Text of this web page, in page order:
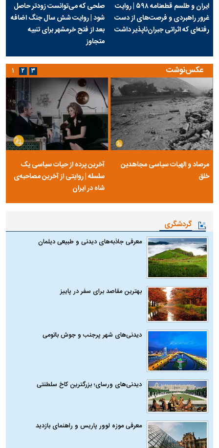
ایران و طلسم قطعنامه ۵۹۸ | روایت
غرور راهبردی و فرصت‌های از دست
رفته‌ای که اثراتی جبران‌ناپذیر داشت
صلحی که می‌توانست زودتر حاصل
شود | روایت شش سال جنگ اضافه
بعد از فتح خرمشهر برای تنبیه
متجاوز
عکس‌نوشت
مرصاد و الهیات سیاسی مجاهدین
خلق
آخرین پرده از حیات سیاسی یک
سلسله | روایتی از آخرین مصاحبه‌ی
شاه در ایران
۱ ۲ ۳
گردشگری
معرفی جاذبه‌های دیدنی و طبیعی دیلمان
بهترین مقاصد برای سفر در پاییز
دیدنی‌های شهر پرجنب و جوش باتومی
دیدنی‌های ورسای؛ بزرگترین کاخ سلطنتی
معرفی موزه لوور پاریس و راهنمای بازدید